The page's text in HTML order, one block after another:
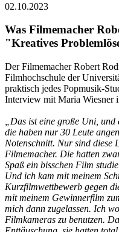
02.10.2023
Was Filmemacher
"Kreatives
Der Filmemacher Robert
Filmhochschule der
praktisch jedes Popmusik-
Interview mit Maria Wiesner
„Das ist eine große Uni,
die haben nur 30 Leute
Notenschnitt. Nur sind diese
Filmemacher. Die hatten
Spaß ein bisschen Film
Und ich kam mit meinem
Kurzfilmwettbewerb gegen
mit meinem Gewinnerfilm
mich dann zugelassen. Ich
Filmkameras zu benutzen.